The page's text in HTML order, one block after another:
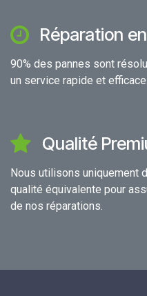
Réparation
90% des pannes sont
un service rapide et efficace.
Qualité
Nous utilisons uniquement
qualité équivalente pour
de nos réparations.